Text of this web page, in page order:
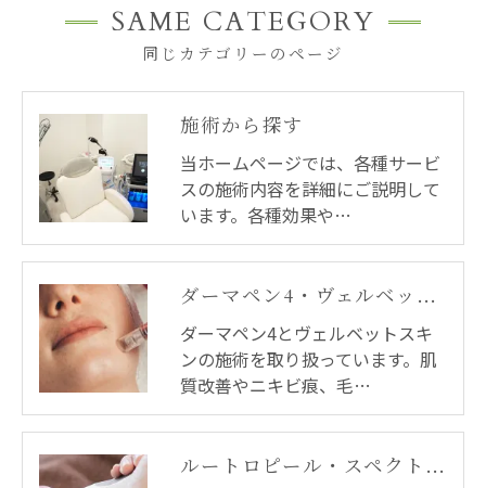
同じカテゴリーのページ
SAME CATEGORY
施術から探す
当ホームページでは、各種サービ
スの施術内容を詳細にご説明して
います。各種効果や…
ダーマペン4・ヴェルベットスキン
ダーマペン4とヴェルベットスキ
ンの施術を取り扱っています。肌
質改善やニキビ痕、毛…
ルートロピール・スペクトラピール・デュアルピール